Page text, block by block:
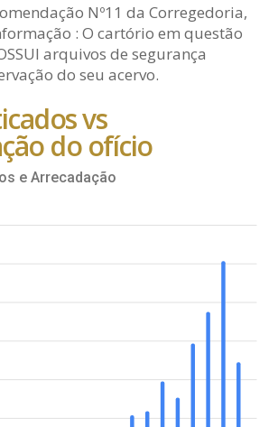
Nº11 da Corregedoria,
: O cartório em questão
arquivos de segurança
do seu acervo.
vs
do ofício
e Arrecadação